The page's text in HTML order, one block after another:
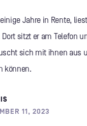
Jahre in Rente,
Dort sitzt er am Telefon
sich mit ihnen aus
können.
11, 2023